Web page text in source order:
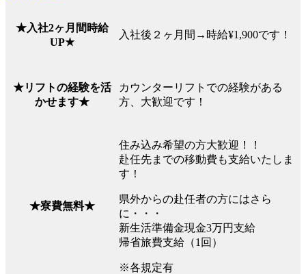
★入社2ヶ月間時給
UP★
入社後２ヶ月間→時給¥1,900です！
★リフトの経験を活
かせます★
カウンターリフトでの経験がある
方、大歓迎です！
★寮費無料★
住み込み希望の方大歓迎！！
赴任先までの移動費も支給いたしま
す！
県外からの赴任者の方にはさら
に・・・
新生活準備金現金3万円支給
帰省旅費支給（1回）
※各規定有